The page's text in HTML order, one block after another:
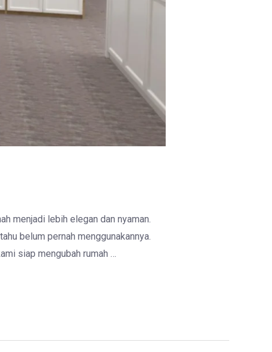
menjadi lebih elegan dan nyaman.
belum pernah menggunakannya.
siap mengubah rumah …